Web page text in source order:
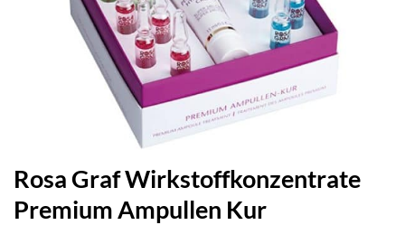
Rosa Graf Wirkstoffkonzentrate
Premium Ampullen Kur